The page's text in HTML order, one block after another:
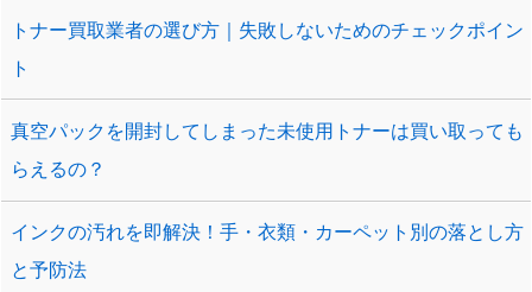
トナー買取業者の選び方｜失敗しないためのチェックポイン
ト
真空パックを開封してしまった未使用トナーは買い取っても
らえるの？
インクの汚れを即解決！手・衣類・カーペット別の落とし方
と予防法